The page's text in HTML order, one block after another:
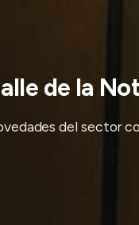
de la
del sector